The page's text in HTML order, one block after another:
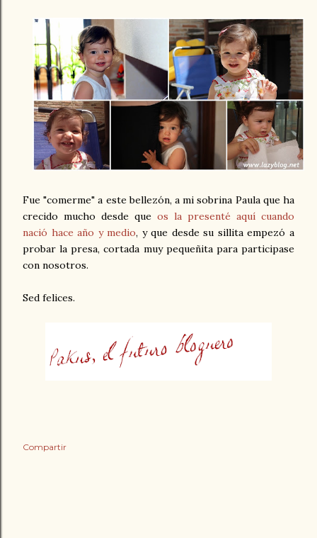
Fue "comerme" a este bellezón, a mi sobrina Paula que ha
crecido mucho desde que os la presenté aquí cuando
nació hace año y medio, y que desde su sillita empezó a
probar la presa, cortada muy pequeñita para participase
con nosotros.
Sed felices.
Compartir